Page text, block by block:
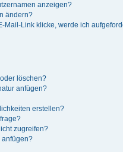
anzeigen?
ändern?
Mail-Link klicke, werde ich
löschen?
anfügen?
erstellen?
zugreifen?
anfügen?